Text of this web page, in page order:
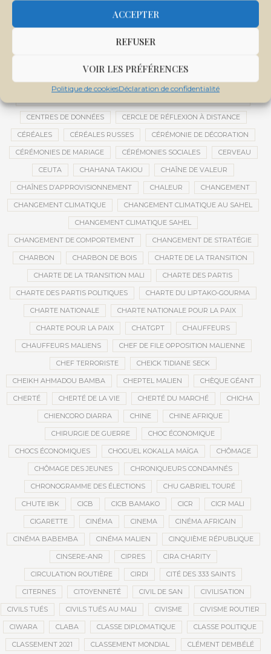
ACCEPTER
REFUSER
VOIR LES PRÉFÉRENCES
Politique de cookiesDéclaration de confidentialité
CENTRALE SOLAIRE DE SANANKOROBA
CENTRE D'INTELLIGENCE ARTIFICIELLE
CENTRE DE SANTÉ COMMUNAUTAIRE
CENTRE INTERNATIONAL DE CONFÉRENCES DE BAMAKO
CENTRE MALI
CENTRES DE DONNÉES CERCLE DE RÉFLEXION À DISTANCE
CÉRÉALES CÉRÉALES RUSSES CÉRÉMONIE DE DÉCORATION
CÉRÉMONIES DE MARIAGE CÉRÉMONIES SOCIALES CERVEAU
CEUTA CHAHANA TAKIOU CHAÎNE DE VALEUR
CHAÎNES D’APPROVISIONNEMENT CHALEUR CHANGEMENT
CHANGEMENT CLIMATIQUE CHANGEMENT CLIMATIQUE AU SAHEL
CHANGEMENT CLIMATIQUE SAHEL
CHANGEMENT DE COMPORTEMENT CHANGEMENT DE STRATÉGIE
CHARBON CHARBON DE BOIS CHARTE DE LA TRANSITION
CHARTE DE LA TRANSITION MALI CHARTE DES PARTIS
CHARTE DES PARTIS POLITIQUES CHARTE DU LIPTAKO-GOURMA
CHARTE NATIONALE CHARTE NATIONALE POUR LA PAIX
CHARTE POUR LA PAIX CHATGPT CHAUFFEURS
CHAUFFEURS MALIENS CHEF DE FILE OPPOSITION MALIENNE
CHEF TERRORISTE CHEICK TIDIANE SECK
CHEIKH AHMADOU BAMBA CHEPTEL MALIEN CHÈQUE GÉANT
CHERTÉ CHERTÉ DE LA VIE CHERTÉ DU MARCHÉ CHICHA
CHIENCORO DIARRA CHINE CHINE AFRIQUE
CHIRURGIE DE GUERRE CHOC ÉCONOMIQUE
CHOCS ÉCONOMIQUES CHOGUEL KOKALLA MAÏGA CHÔMAGE
CHÔMAGE DES JEUNES CHRONIQUEURS CONDAMNÉS
CHRONOGRAMME DES ÉLECTIONS CHU GABRIEL TOURÉ
CHUTE IBK CICB CICB BAMAKO CICR CICR MALI
CIGARETTE CINÉMA CINEMA CINÉMA AFRICAIN
CINÉMA BABEMBA CINÉMA MALIEN CINQUIÈME RÉPUBLIQUE
CINSERE-ANR CIPRES CIRA CHARITY
CIRCULATION ROUTIÈRE CIRDI CITÉ DES 333 SAINTS
CITERNES CITOYENNETÉ CIVIL DE SAN CIVILISATION
CIVILS TUÉS CIVILS TUÉS AU MALI CIVISME CIVISME ROUTIER
CIWARA CLABA CLASSE DIPLOMATIQUE CLASSE POLITIQUE
CLASSEMENT 2021 CLASSEMENT MONDIAL CLÉMENT DEMBÉLÉ